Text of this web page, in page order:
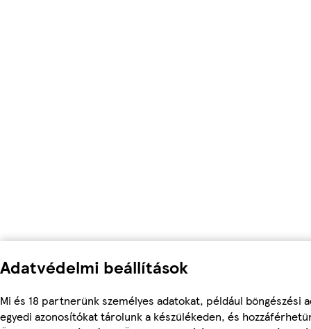
Adatvédelmi beállítások
Mi és 18 partnerünk személyes adatokat, például böngészési
egyedi azonosítókat tárolunk a készülékeden, és